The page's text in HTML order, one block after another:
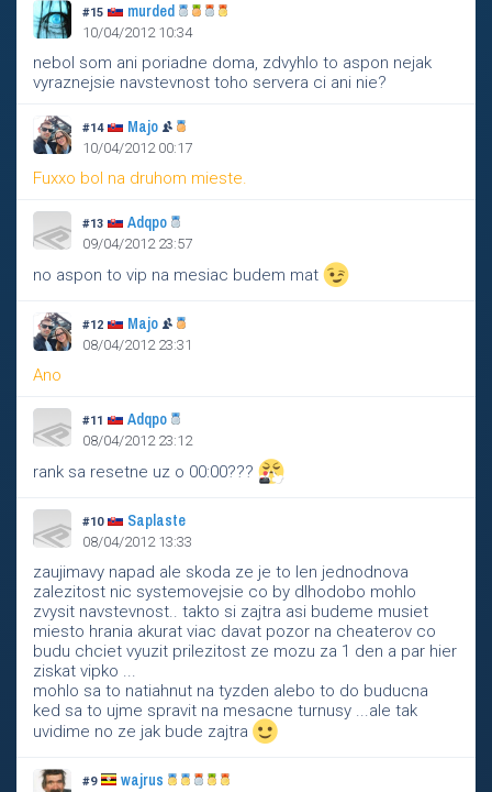
#15 murded
10/04/2012 10:34
nebol som ani poriadne doma, zdvyhlo to aspon nejak
vyraznejsie navstevnost toho servera ci ani nie?
#14 Majo
10/04/2012 00:17
Fuxxo bol na druhom mieste.
#13 Adqpo
09/04/2012 23:57
no aspon to vip na mesiac budem mat
#12 Majo
08/04/2012 23:31
Ano
#11 Adqpo
08/04/2012 23:12
rank sa resetne uz o 00:00???
#10 Saplaste
08/04/2012 13:33
zaujimavy napad ale skoda ze je to len jednodnova
zalezitost nic systemovejsie co by dlhodobo mohlo
zvysit navstevnost.. takto si zajtra asi budeme musiet
miesto hrania akurat viac davat pozor na cheaterov co
budu chciet vyuzit prilezitost ze mozu za 1 den a par hier
ziskat vipko ...
mohlo sa to natiahnut na tyzden alebo to do buducna
ked sa to ujme spravit na mesacne turnusy ...ale tak
uvidime no ze jak bude zajtra
#9 wajrus